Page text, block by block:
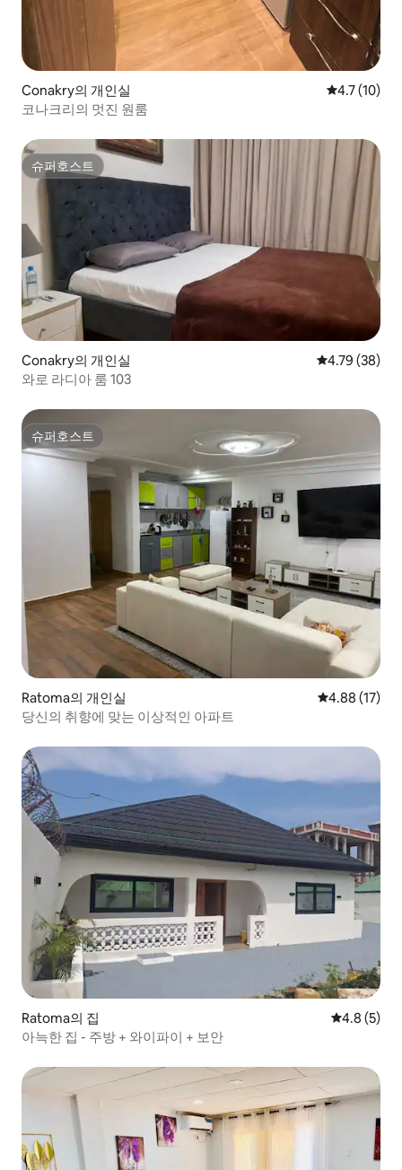
Conakry의 개인실 평점 4.7점
4.7 (10)
코나크리의 멋진 원룸
슈퍼호스트
슈퍼호스트
Conakry의 개인실 평점 4.79점(5
4.79 (38)
와로 라디아 룸 103
슈퍼호스트
슈퍼호스트
Ratoma의 개인실 평점 4.88점
4.88 (17)
당신의 취향에 맞는 이상적인 아파트
Ratoma의 집 평점 4.8점
4.8 (5)
아늑한 집 - 주방 + 와이파이 + 보안